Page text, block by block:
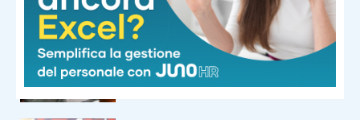
Ultima ora
Migranti, Spagna ripristina controlli
alle frontiere per viaggiatori
dall’Italia